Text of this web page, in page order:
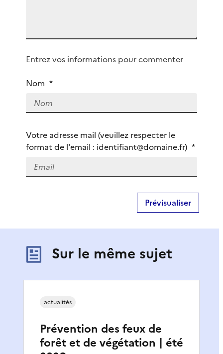
i
u
ê
e
-
v
Entrez vos informations pour commenter
Nom *
Votre adresse mail (veuillez respecter le
format de l'email : identifiant@domaine.fr) *
Sur le même sujet
Prévention des feux de
forêt et de végétation | été
actualités